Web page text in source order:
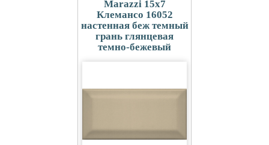
Marazzi 15x7
Клемансо 16052
настенная беж темный
грань глянцевая
темно-бежевый